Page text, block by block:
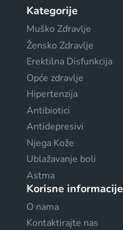
Kategorije
Muško Zdravlje
Žensko Zdravlje
Erektilna Disfunkcija
Opće zdravlje
Hipertenzija
Antibiotici
Antidepresivi
Njega Kože
Ublažavanje boli
Astma
Korisne informacije
O nama
Kontaktirajte nas